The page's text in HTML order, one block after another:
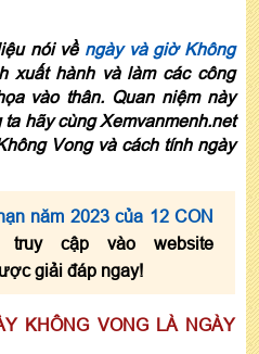
nói về ngày và giờ Không
xuất hành và làm các công
vào thân. Quan niệm này
hãy cùng Xemvanmenh.net
Vong và cách tính ngày
năm 2023 của 12 CON
cập vào website
giải đáp ngay!
KHÔNG VONG LÀ NGÀY